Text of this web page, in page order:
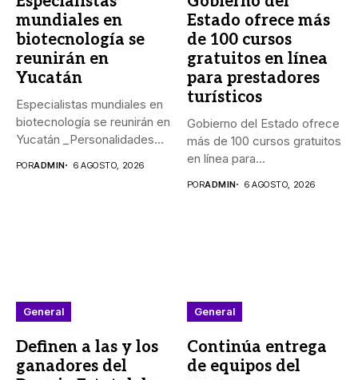
mundiales en
biotecnología se
reunirán en
Yucatán
Especialistas mundiales en
biotecnología se reunirán en
Yucatán _Personalidades
PORADMIN 6 AGOSTO, 2026
Estado ofrece más
de 100 cursos
gratuitos en línea
para prestadores
turísticos
Gobierno del Estado ofrece
más de 100 cursos gratuitos
en línea para...
PORADMIN 6 AGOSTO, 2026
General
Definen a las y los
ganadores del
General
Continúa entrega
de equipos del